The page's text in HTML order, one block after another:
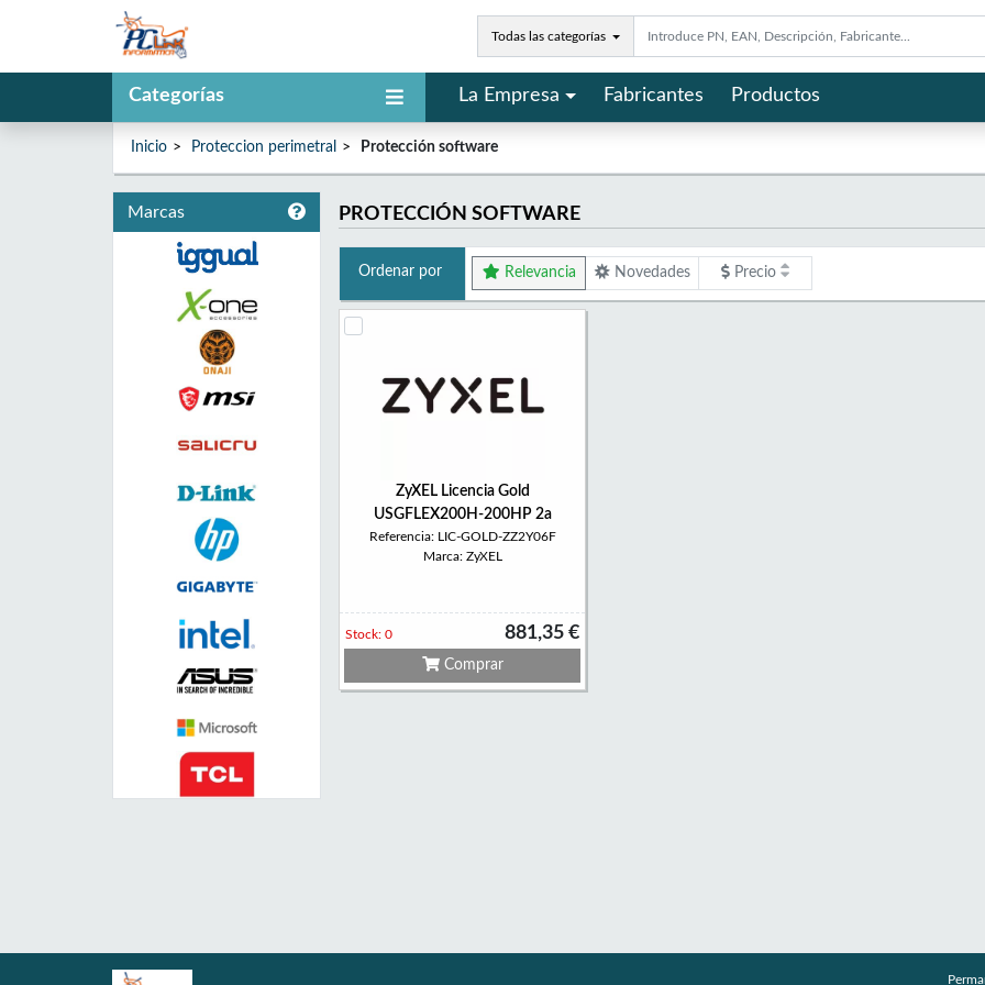
Todas las categorías
Categorías La Empresa Fabricantes Productos
Inicio Proteccion perimetral Protección software
Marcas PROTECCIÓN SOFTWARE
Ordenar por Relevancia Novedades Precio
ZyXEL Licencia Gold
USGFLEX200H-200HP 2a
Referencia: LIC-GOLD-ZZ2Y06F
Marca: ZyXEL
881,35 €
Stock: 0
Comprar